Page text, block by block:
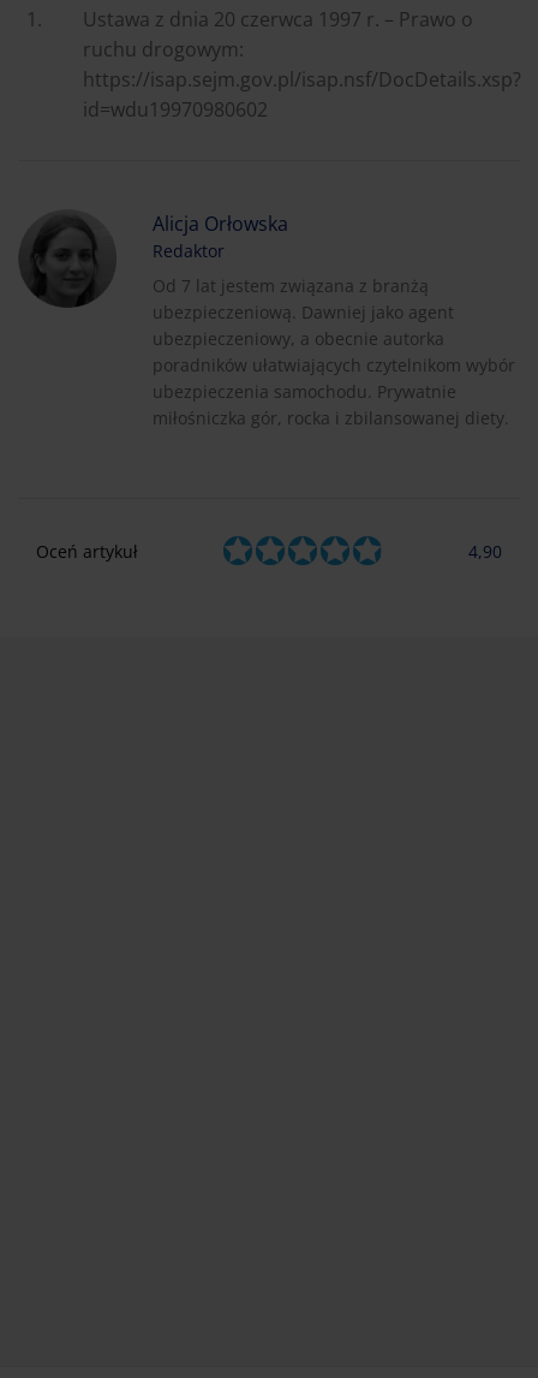
Ustawa z dnia 20 czerwca 1997 r. – Prawo o
ruchu drogowym:
https://isap.sejm.gov.pl/isap.nsf/DocDetails.xsp?
id=wdu19970980602
Alicja Orłowska
Redaktor
Od 7 lat jestem związana z branżą
ubezpieczeniową. Dawniej jako agent
ubezpieczeniowy, a obecnie autorka
poradników ułatwiających czytelnikom wybór
ubezpieczenia samochodu. Prywatnie
miłośniczka gór, rocka i zbilansowanej diety.
Oceń artykuł 4,90